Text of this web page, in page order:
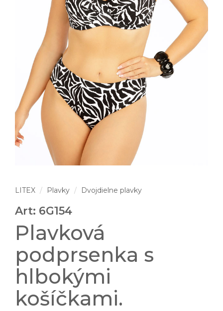
LITEX Plavky Dvojdielne plavky
Art: 6G154
Plavková
podprsenka s
hlbokými
košíčkami.